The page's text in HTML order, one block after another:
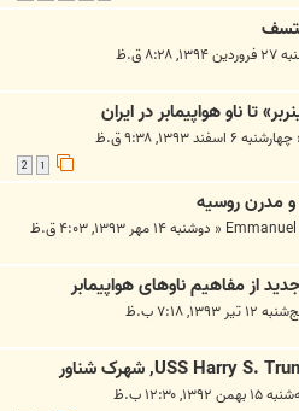
۸:۲۸ ق.ظ
تا ناو هواپیمابر در ایران
چهارشنبه ۶ اسفند ۱۳۹۳, ۹:۳۸ ق.ظ
1
2
و مدرن روسيه
« دوشنبه ۱۴ مهر ۱۳۹۳, ۴:۰۳ ق.ظ
۱۲ تیر ۱۳۹۳, ۷:۱۸ ب.ظ
۱۳۹۲, ۱۲:۳۰ ب.ظ